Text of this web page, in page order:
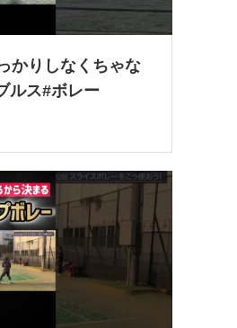
かりしなくちゃな
ルス#ボレー